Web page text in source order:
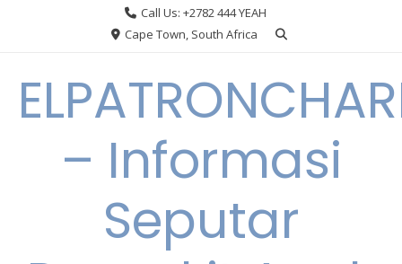
Call Us: +2782 444 YEAH
Cape Town, South Africa
– Informasi
Seputar